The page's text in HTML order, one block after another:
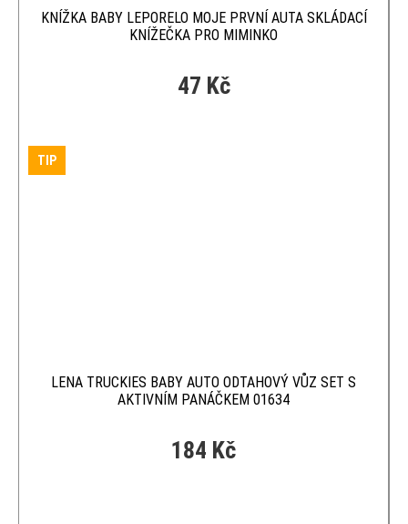
KNÍŽKA BABY LEPORELO MOJE PRVNÍ AUTA SKLÁDACÍ
KNÍŽEČKA PRO MIMINKO
47 Kč
LENA TRUCKIES BABY AUTO ODTAHOVÝ VŮZ SET S
AKTIVNÍM PANÁČKEM 01634
184 Kč
TIP